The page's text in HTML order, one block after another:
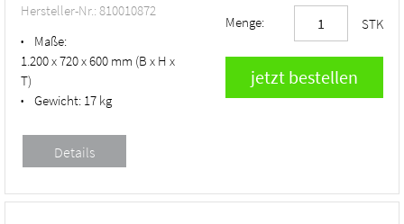
Hersteller-Nr.: 810010872
•
Maße:
1.200 x 720 x 600 mm (B x H x
T)
• Gewicht: 17 kg
Menge: STK